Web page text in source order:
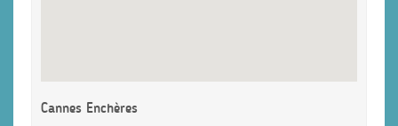
Cannes Enchères